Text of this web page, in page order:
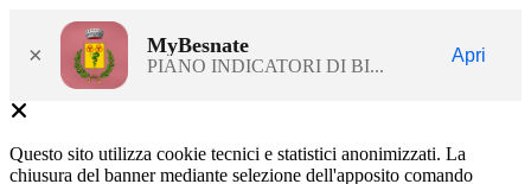
× MyBesnate
PIANO INDICATORI DI BI...
Apri
Questo sito utilizza cookie tecnici e statistici anonimizzati. La
chiusura del banner mediante selezione dell'apposito comando